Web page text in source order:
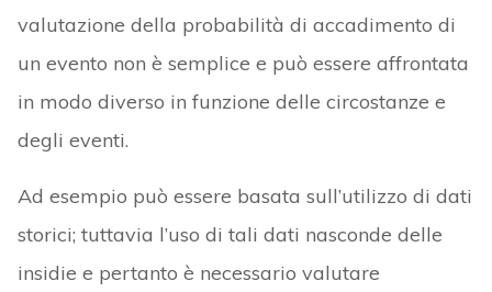
valutazione della probabilità di accadimento di
un evento non è semplice e può essere affrontata
in modo diverso in funzione delle circostanze e
degli eventi.
Ad esempio può essere basata sull’utilizzo di dati
storici; tuttavia l’uso di tali dati nasconde delle
insidie e pertanto è necessario valutare